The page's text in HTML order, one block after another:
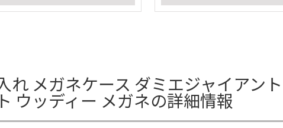
れ メガネケース ダミエジャイアン
ウッディー メガネの詳細情報